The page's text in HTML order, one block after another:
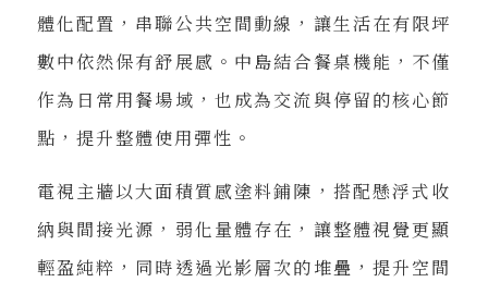
體化配置，串聯公共空間動線，讓生活在有限坪
數中依然保有舒展感。中島結合餐桌機能，不僅
作為日常用餐場域，也成為交流與停留的核心節
點，提升整體使用彈性。
電視主牆以大面積質感塗料鋪陳，搭配懸浮式收
納與間接光源，弱化量體存在，讓整體視覺更顯
輕盈純粹，同時透過光影層次的堆疊，提升空間